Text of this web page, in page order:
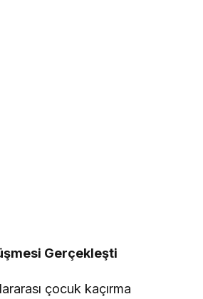
Gerçekleşti
çocuk kaçırma